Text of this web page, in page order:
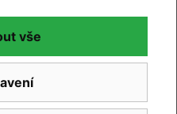
tým
pomohou s výběrem
se specializací na
vše